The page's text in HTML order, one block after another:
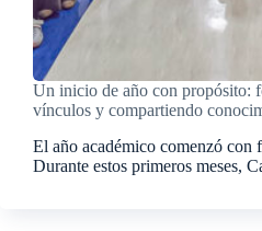
Un inicio de año con propósito:
vínculos y compartiendo
El año académico comenzó
Durante estos primeros meses,